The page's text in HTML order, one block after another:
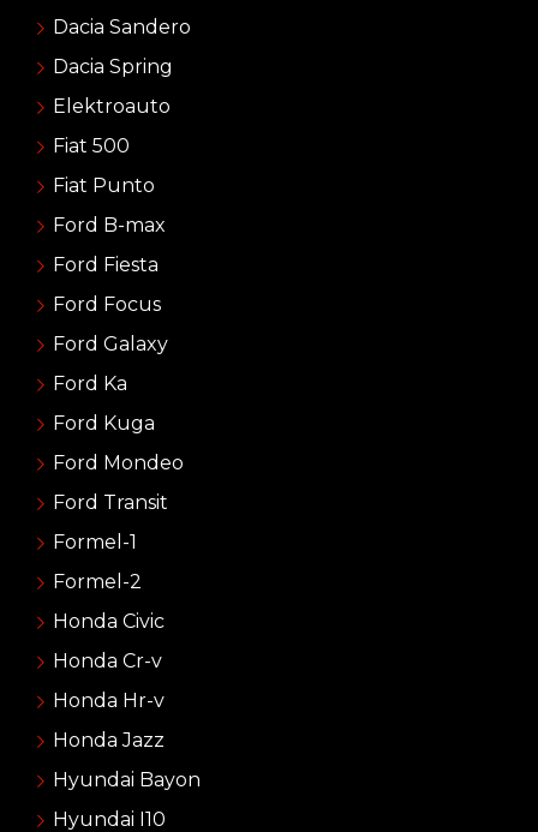
Dacia Sandero
Dacia Spring
Elektroauto
Fiat 500
Fiat Punto
Ford B-max
Ford Fiesta
Ford Focus
Ford Galaxy
Ford Ka
Ford Kuga
Ford Mondeo
Ford Transit
Formel-1
Formel-2
Honda Civic
Honda Cr-v
Honda Hr-v
Honda Jazz
Hyundai Bayon
Hyundai I10